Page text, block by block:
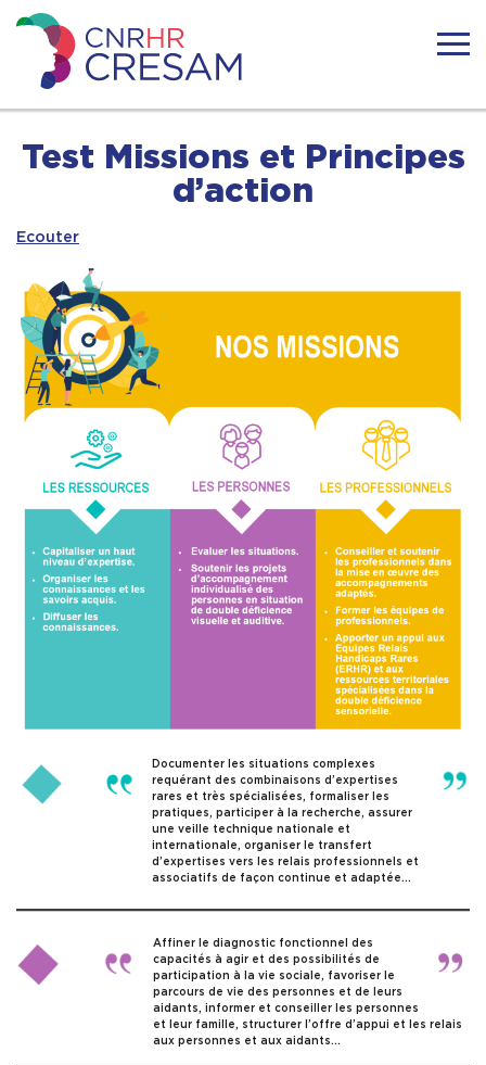
to
content
CRESAM
ACTUALITÉS
LA SURDICÉCITÉ
RESSOURCES
TÉMOIGNAGES
FORMATIONS
SERVICES
INFOS PRATIQUES
Test Missions et Principes
d’action
Ecouter
Documenter les situations complexes
requérant des combinaisons d’expertises
rares et très spécialisées, formaliser les
pratiques, participer à la recherche, assurer
une veille technique nationale et
internationale, organiser le transfert
d’expertises vers les relais professionnels et
associatifs de façon continue et adaptée…
Affiner le diagnostic fonctionnel des
capacités à agir et des possibilités de
participation à la vie sociale, favoriser le
parcours de vie des personnes et de leurs
aidants, informer et conseiller les personnes
et leur famille, structurer l’offre d’appui et les relais
aux personnes et aux aidants…